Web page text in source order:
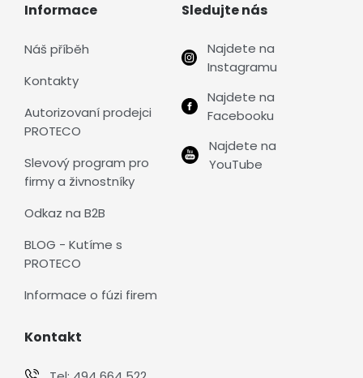
Informace
Náš příběh
Kontakty
Autorizovaní prodejci
PROTECO
Slevový program pro
firmy a živnostníky
Odkaz na B2B
BLOG - Kutíme s
PROTECO
Informace o fúzi firem
Sledujte nás
Najdete na
Instagramu
Najdete na
Facebooku
Najdete na
YouTube
Kontakt